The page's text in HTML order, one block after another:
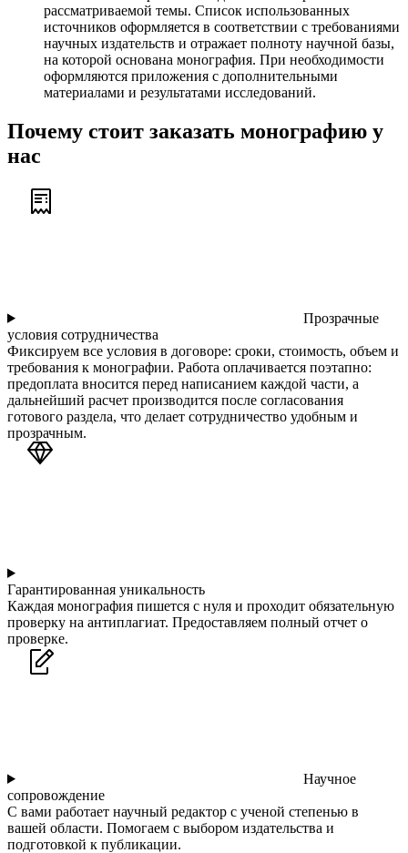
рассматриваемой темы. Список использованных
источников оформляется в соответствии с требованиями
научных издательств и отражает полноту научной базы,
на которой основана монография. При необходимости
оформляются приложения с дополнительными
материалами и результатами исследований.
Почему стоит заказать монографию у
нас
Прозрачные
условия сотрудничества
Фиксируем все условия в договоре: сроки, стоимость, объем и
требования к монографии. Работа оплачивается поэтапно:
предоплата вносится перед написанием каждой части, а
дальнейший расчет производится после согласования
готового раздела, что делает сотрудничество удобным и
прозрачным.
Гарантированная уникальность
Каждая монография пишется с нуля и проходит обязательную
проверку на антиплагиат. Предоставляем полный отчет о
проверке.
Научное
сопровождение
С вами работает научный редактор с ученой степенью в
вашей области. Помогаем с выбором издательства и
подготовкой к публикации.